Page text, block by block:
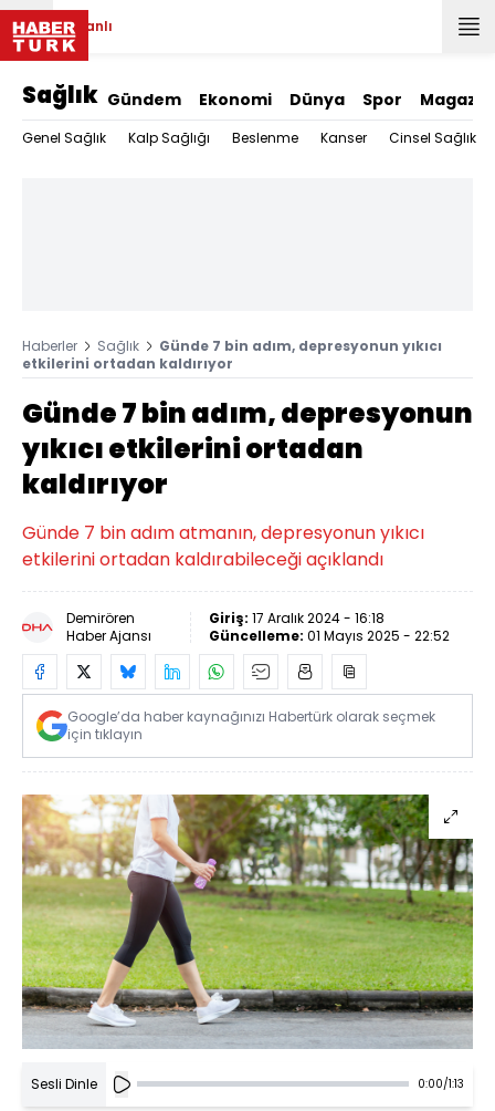
Canlı
Sağlık Gündem Ekonomi Dünya Spor Magazin
Genel Sağlık Kalp Sağlığı Beslenme Kanser Cinsel Sağlık
Haberler Sağlık
Günde 7 bin adım, depresyonun yıkıcı
etkilerini ortadan kaldırıyor
Günde 7 bin adım, depresyonun
yıkıcı etkilerini ortadan
kaldırıyor
Günde 7 bin adım atmanın, depresyonun yıkıcı
etkilerini ortadan kaldırabileceği açıklandı
Demirören
Haber Ajansı
Giriş: 17 Aralık 2024 - 16:18
Güncelleme: 01 Mayıs 2025 - 22:52
Google’da haber kaynağınızı Habertürk olarak seçmek
için tıklayın
Sesli Dinle 0:00/1:13